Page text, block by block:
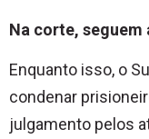
Na corte, seguem
Enquanto isso, o
condenar
julgamento pelos